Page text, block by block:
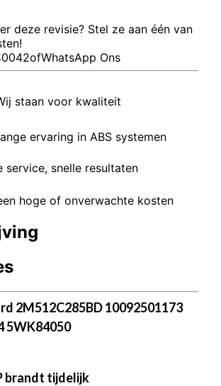
deze revisie? Stel ze aan één van
ofWhatsApp Ons
staan voor kwaliteit
ervaring in ABS systemen
service, snelle resultaten
hoge of onverwachte kosten
2M512C285BD 10092501173
5WK84050
brandt tijdelijk